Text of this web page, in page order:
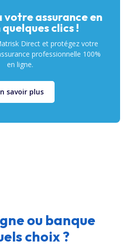
votre assurance en
clics !
Direct et protégez votre
professionnelle 100%
en ligne.
savoir plus
ou banque
choix ?